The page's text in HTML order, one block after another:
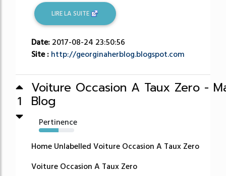
LIRE LA SUITE
Date: 2017-08-24 23:50:56
Site : http://georginaherblog.blogspot.com
1
Voiture Occasion A Taux Zero -
Blog
Pertinence
55%
Home Unlabelled Voiture Occasion A Taux Zero
Voiture Occasion A Taux Zero